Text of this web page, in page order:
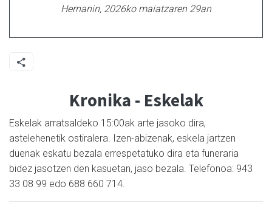
Hernanin, 2026ko maiatzaren 29an
Kronika - Eskelak
Eskelak arratsaldeko 15:00ak arte jasoko dira,
astelehenetik ostiralera. Izen-abizenak, eskela jartzen
duenak eskatu bezala errespetatuko dira eta funeraria
bidez jasotzen den kasuetan, jaso bezala. Telefonoa: 943
33 08 99 edo 688 660 714.